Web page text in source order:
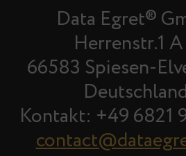
Data Egret®
Herrenstr.1
66583 Spiesen-
Kontakt: +49 6821